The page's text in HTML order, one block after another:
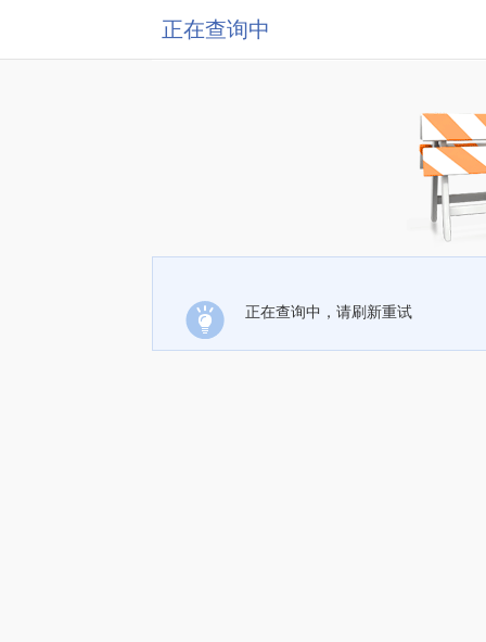
正在查询中
正在查询中，请刷新重试